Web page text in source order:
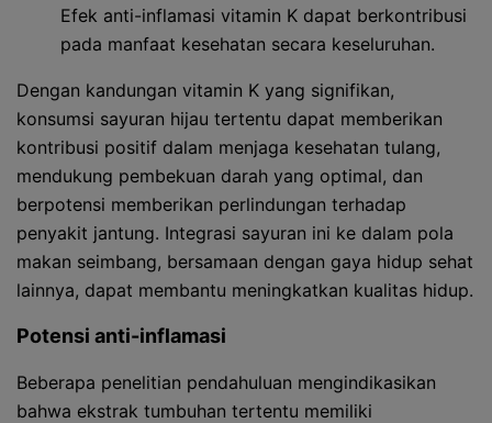
Efek anti-inflamasi vitamin K dapat berkontribusi
pada manfaat kesehatan secara keseluruhan.
Dengan kandungan vitamin K yang signifikan,
konsumsi sayuran hijau tertentu dapat memberikan
kontribusi positif dalam menjaga kesehatan tulang,
mendukung pembekuan darah yang optimal, dan
berpotensi memberikan perlindungan terhadap
penyakit jantung. Integrasi sayuran ini ke dalam pola
makan seimbang, bersamaan dengan gaya hidup sehat
lainnya, dapat membantu meningkatkan kualitas hidup.
Potensi anti-inflamasi
Beberapa penelitian pendahuluan mengindikasikan
bahwa ekstrak tumbuhan tertentu memiliki